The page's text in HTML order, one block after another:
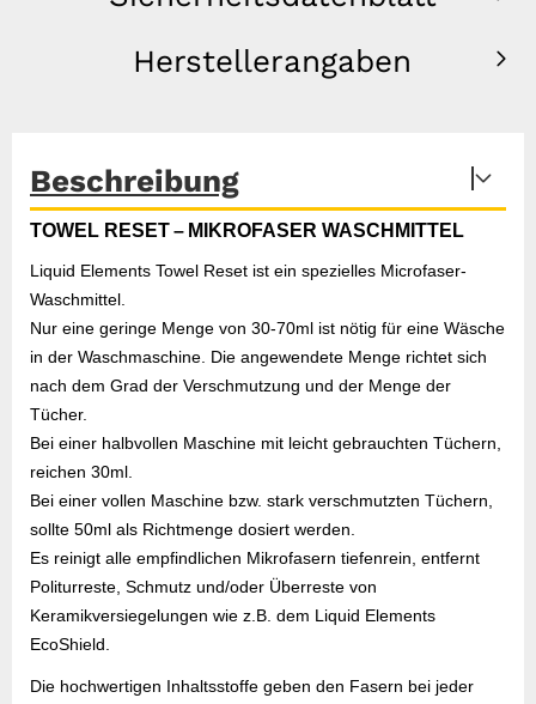
Herstellerangaben
Beschreibung
TOWEL RESET – MIKROFASER WASCHMITTEL
Liquid Elements Towel Reset ist ein spezielles Microfaser-
Waschmittel.
Nur eine geringe Menge von 30-70ml ist nötig für eine Wäsche
in der Waschmaschine. Die angewendete Menge richtet sich
nach dem Grad der Verschmutzung und der Menge der
Tücher.
Bei einer halbvollen Maschine mit leicht gebrauchten Tüchern,
reichen 30ml.
Bei einer vollen Maschine bzw. stark verschmutzten Tüchern,
sollte 50ml als Richtmenge dosiert werden.
Es reinigt alle empfindlichen Mikrofasern tiefenrein, entfernt
Politurreste, Schmutz und/oder Überreste von
Keramikversiegelungen wie z.B. dem Liquid Elements
EcoShield.
Die hochwertigen Inhaltsstoffe geben den Fasern bei jeder